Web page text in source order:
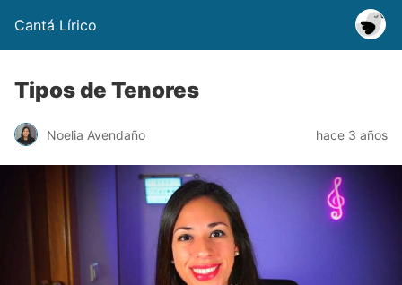
Cantá Lírico
Tipos de Tenores
Noelia Avendaño hace 3 años